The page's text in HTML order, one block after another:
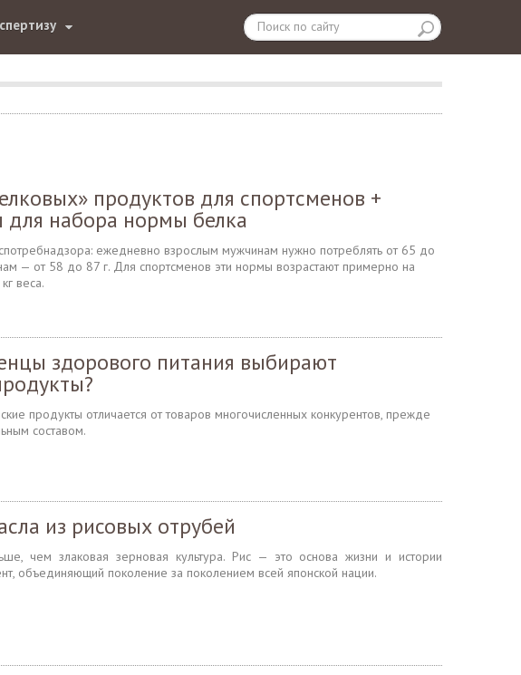
продуктов для спортсменов +
для набора нормы белка
ежедневно взрослым мужчинам нужно потреблять от 65 до
— от 58 до 87 г. Для спортсменов эти нормы возрастают примерно на
веса.
здорового питания выбирают
продукты отличается от товаров многочисленных конкурентов, прежде
составом.
из рисовых отрубей
чем злаковая зерновая культура. Рис — это основа жизни и истории
объединяющий поколение за поколением всей японской нации.